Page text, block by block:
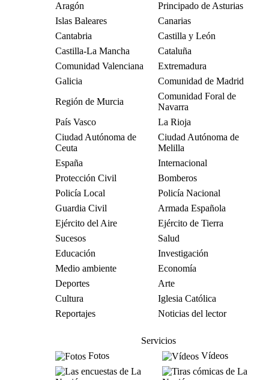
Aragón
Principado de Asturias
Islas Baleares
Canarias
Cantabria
Castilla y León
Castilla-La Mancha
Cataluña
Comunidad Valenciana
Extremadura
Galicia
Comunidad de Madrid
Región de Murcia
Comunidad Foral de
Navarra
País Vasco
La Rioja
Ciudad Autónoma de
Ceuta
Ciudad Autónoma de
Melilla
España
Internacional
Protección Civil
Bomberos
Policía Local
Policía Nacional
Guardia Civil
Armada Española
Ejército del Aire
Ejército de Tierra
Sucesos
Salud
Educación
Investigación
Medio ambiente
Economía
Deportes
Arte
Cultura
Iglesia Católica
Reportajes
Noticias del lector
Servicios
Fotos
Vídeos